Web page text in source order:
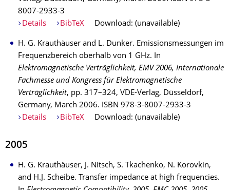
8007-2933-3
Details
BibTeX Download: (unavailable)
H. G. Krauthäuser and L. Dunker. Emissionsmessungen im
Frequenzbereich oberhalb von 1 GHz. In
Elektromagnetische Verträglichkeit, EMV 2006, Internationale
Fachmesse und Kongress für Elektromagnetische
Verträglichkeit, pp. 317–324, VDE-Verlag, Düsseldorf,
Germany, March 2006. ISBN 978-3-8007-2933-3
Details
BibTeX Download: (unavailable)
2005
H. G. Krauthäuser, J. Nitsch, S. Tkachenko, N. Korovkin,
and H.J. Scheibe. Transfer impedance at high frequencies.